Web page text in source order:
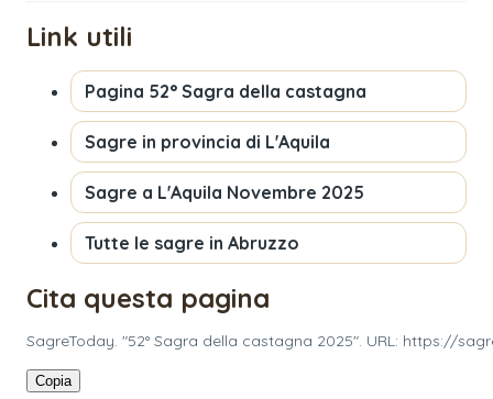
Link utili
Pagina 52° Sagra della castagna
Sagre in provincia di L'Aquila
Sagre a L'Aquila Novembre 2025
Tutte le sagre in Abruzzo
Cita questa pagina
SagreToday. "52° Sagra della castagna 2025". URL: https://
Copia